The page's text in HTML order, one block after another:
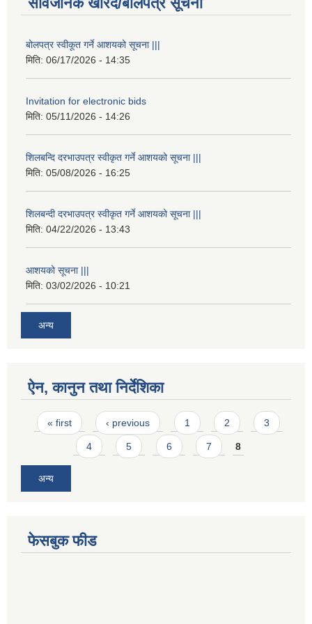
बोलपत्र स्वीकूत गर्ने आशयको सूचना |||
मिति: 06/17/2026 - 14:35
Invitation for electronic bids
मिति: 05/11/2026 - 14:26
शिलबन्दि दरभाउपत्र स्वीकृत गर्ने आशयको सूचना |||
मिति: 05/08/2026 - 16:25
शिलबन्दी दरभाउपत्र स्वीकृत गर्ने आशयको सूचना |||
मिति: 04/22/2026 - 13:43
आशयको सूचना |||
मिति: 03/02/2026 - 10:21
अन्य
ऐन, कानुन तथा निर्देशिका
Pages
« first ‹ previous 1 2 3
4 5 6 7 8
अन्य
फेसबुक फीड